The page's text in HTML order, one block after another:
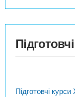
Підготовчі курси